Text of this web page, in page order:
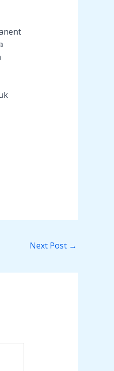
Next Post →